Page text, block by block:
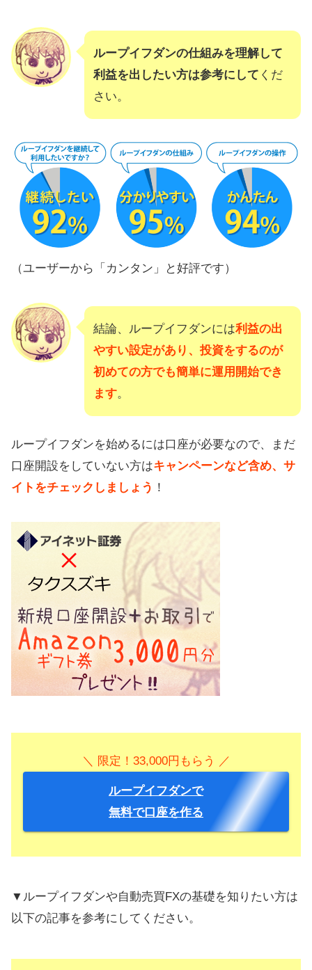
ループイフダンの仕組みを理解して
利益を出したい方は参考にして くだ
さい。
（ユーザーから「カンタン」と好評です）
結論、ループイフダンには利益の出
やすい設定があり、投資をするのが
初めての方でも簡単に運用開始でき
ます。
ループイフダンを始めるには口座が必要なので、まだ
口座開設をしていない方はキャンペーンなど含め、サ
イトをチェックしましょう ！
＼ 限定！33,000円もらう ／
ループイフダンで
無料で口座を作る
▼ループイフダンや自動売買FXの基礎を知りたい方は
以下の記事を参考にしてください。